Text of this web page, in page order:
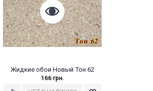
Жидкие обои Новый Тон 62
166 грн.